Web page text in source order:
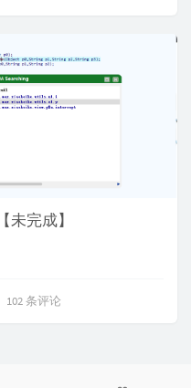
完成】
102 条评论